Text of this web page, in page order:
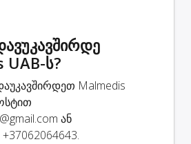
UAB-ს?
Malmedis
ან